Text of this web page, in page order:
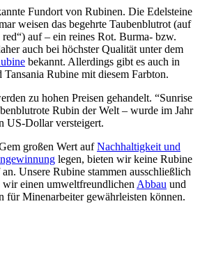
Fundort von Rubinen. Die Edelsteine
weisen das begehrte Taubenblutrot (auf
auf – ein reines Rot. Burma- bzw.
auch bei höchster Qualität unter dem
bekannt. Allerdings gibt es auch in
Rubine mit diesem Farbton.
zu hohen Preisen gehandelt. “Sunrise
Rubin der Welt – wurde im Jahr
US-Dollar versteigert.
großen Wert aufNachhaltigkeit und
legen, bieten wir keine Rubine
Unsere Rubine stammen ausschließlich
wir einen umweltfreundlichen Abbau und
für Minenarbeiter gewährleisten können.